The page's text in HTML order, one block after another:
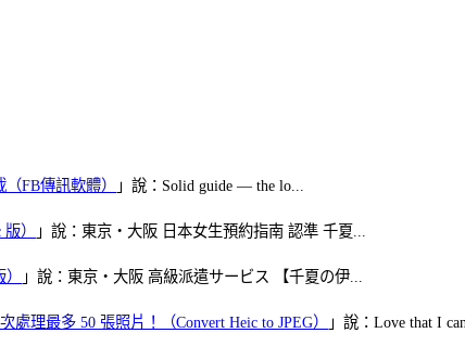
（FB傳訊軟體） 」說：Solid guide — the lo...
） 」說：東京・大阪 日本女生預約指南 認準 千夏...
」說：東京・大阪 高級派遣サービス 【千夏の伊...
處理最多 50 張照片！（Convert Heic to JPEG） 」說：Love that I can